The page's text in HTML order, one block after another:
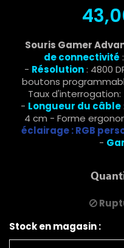
Souris Gamer
de connectivité
- Résolution: 4800
boutons
Taux d'interrogation:
- Longueur du câble
4 cm - Forme
éclairage : RGB
-
Stock en magasin :